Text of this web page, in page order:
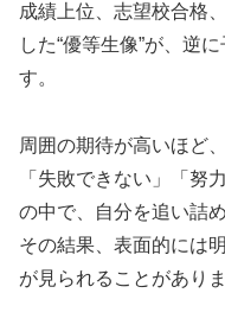
成績上位、志望校合格
した“優等生像”が、逆
す。
周囲の期待が高いほど
「失敗できない」「努
の中で、自分を追い詰
その結果、表面的には
が見られることがありま